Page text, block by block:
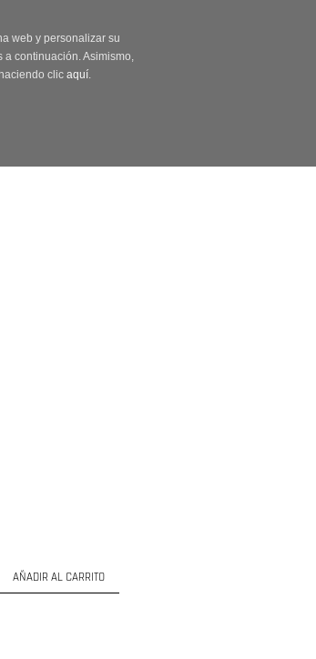
web y personalizar su
continuación. Asimismo,
clic aquí.
AÑADIR AL CARRITO